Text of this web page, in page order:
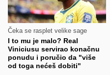
Čeka se rasplet velike sage
I to mu je malo? Real
Viniciusu servirao konačnu
ponudu i poručio da "više
od toga nećeš dobiti"